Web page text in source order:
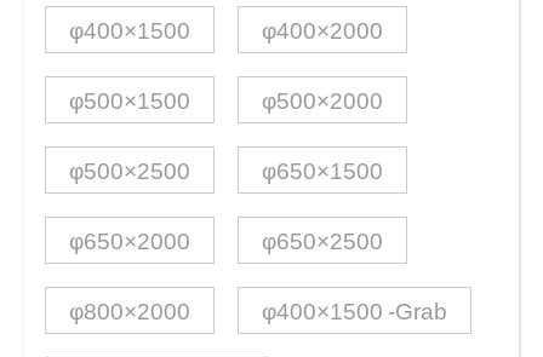
φ400×1500 φ400×2000
φ500×1500 φ500×2000
φ500×2500 φ650×1500
φ650×2000 φ650×2500
φ800×2000 φ400×1500 -Grab